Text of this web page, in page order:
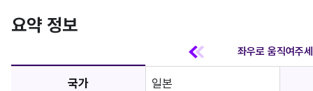
요약 정보
국가 일본